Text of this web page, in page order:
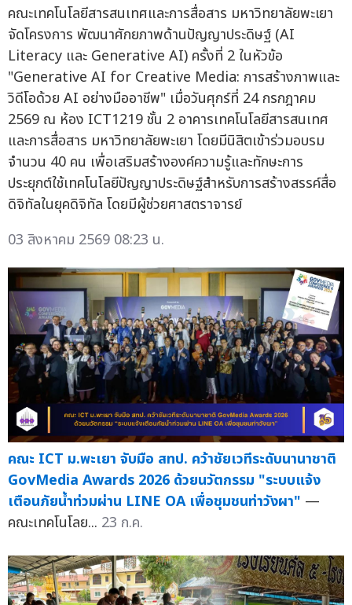
คณะเทคโนโลยีสารสนเทศและการสื่อสาร มหาวิทยาลัยพะเยา
จัดโครงการ พัฒนาศักยภาพด้านปัญญาประดิษฐ์ (AI
Literacy และ Generative AI) ครั้งที่ 2 ในหัวข้อ
"Generative AI for Creative Media: การสร้างภาพและ
วิดีโอด้วย AI อย่างมืออาชีพ" เมื่อวันศุกร์ที่ 24 กรกฎาคม
2569 ณ ห้อง ICT1219 ชั้น 2 อาคารเทคโนโลยีสารสนเทศ
และการสื่อสาร มหาวิทยาลัยพะเยา โดยมีนิสิตเข้าร่วมอบรม
จำนวน 40 คน เพื่อเสริมสร้างองค์ความรู้และทักษะการ
ประยุกต์ใช้เทคโนโลยีปัญญาประดิษฐ์สำหรับการสร้างสรรค์สื่อ
ดิจิทัลในยุคดิจิทัล โดยมีผู้ช่วยศาสตราจารย์
03 สิงหาคม 2569 08:23 น.
คณะ ICT ม.พะเยา จับมือ สทป. คว้าชัยเวทีระดับนานาชาติ
GovMedia Awards 2026 ด้วยนวัตกรรม "ระบบแจ้ง
เตือนภัยน้ำท่วมผ่าน LINE OA เพื่อชุมชนท่าวังผา" —
คณะเทคโนโลย... 23 ก.ค.